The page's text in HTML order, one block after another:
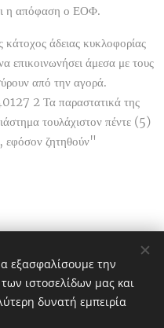
η απόφαση ο ΕΟΦ.
άδειας κυκλοφορίας
επικοινωνήσει άμεσα με τους
από την αγορά.
2 Τα παραστατικά της
τουλάχιστον πέντε (5)
εφόσον ζητηθούν"
εξασφαλίσουμε την
ιστοσελίδων μας και
δυνατή εμπειρία